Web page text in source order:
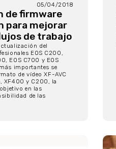
05/04/2018
de firmware
para mejorar
de trabajo
del
EOS C200,
EOS C700 y EOS
importantes se
de vídeo XF-AVC
XF400 y C200, la
en las
de las